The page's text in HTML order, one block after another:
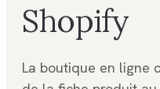
Shopify
La boutique en ligne